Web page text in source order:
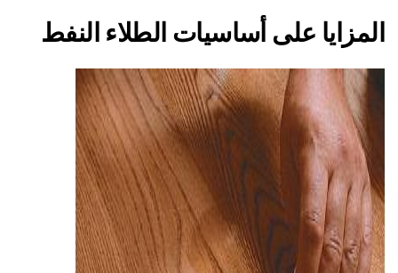
المزايا على أساسيات الطلاء النفط